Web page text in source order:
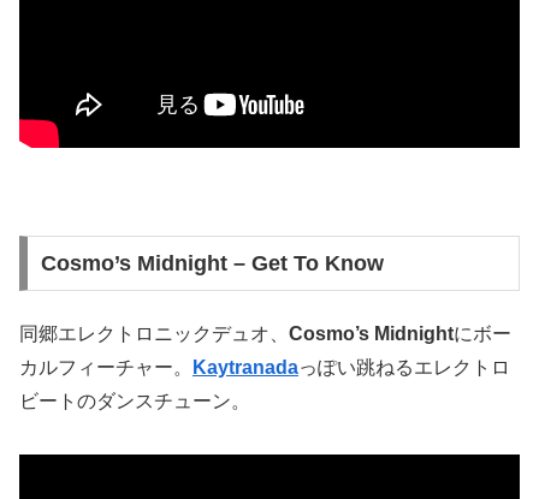
Cosmo’s Midnight – Get To Know
同郷エレクトロニックデュオ、 Cosmo’s Midnightにボー
カルフィーチャー。
Kaytranadaっぽい跳ねるエレクトロ
ビートのダンスチューン。